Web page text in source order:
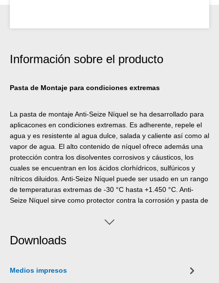
Información sobre el producto
Pasta de Montaje para condiciones extremas
La pasta de montaje Anti-Seize Níquel se ha desarrollado para
aplicacones en condiciones extremas. Es adherente, repele el
agua y es resistente al agua dulce, salada y caliente así como al
vapor de agua. El alto contenido de níquel ofrece además una
protección contra los disolventes corrosivos y cáusticos, los
cuales se encuentran en los ácidos clorhídricos, sulfúricos y
nítricos diluidos. Anti-Seize Níquel puede ser usado en un rango
de temperaturas extremas de -30 °C hasta +1.450 °C. Anti-
Seize Níquel sirve como protector contra la corrosión y pasta de
de montaje sometidas a altas cargas estáticas y dinámicas así
elevadas de trabajo. La pasta protege de corrosión,
llamada soldadura en frío. Anti-Seize Níquel se usa por ejemplo
Downloads
Medios impresos